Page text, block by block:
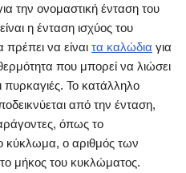
την ονομαστική ένταση του
η ένταση ισχύος του
να είναι τα καλώδια για
που μπορεί να λιώσει
Το κατάλληλο
από την ένταση,
όπως το
κύκλωμα, ο αριθμός των
μήκος του κυκλώματος.